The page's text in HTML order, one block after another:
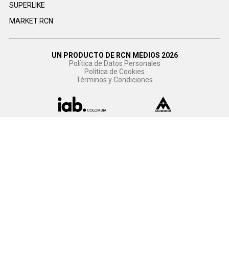
SUPERLIKE
MARKET RCN
UN PRODUCTO DE RCN MEDIOS 2026
Política de Datos Personales
Política de Cookies
Términos y Condiciones